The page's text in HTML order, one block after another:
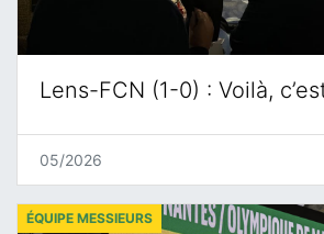
Lens-FCN (1-0) : Voilà,
05/2026
ÉQUIPE MESSIEURS